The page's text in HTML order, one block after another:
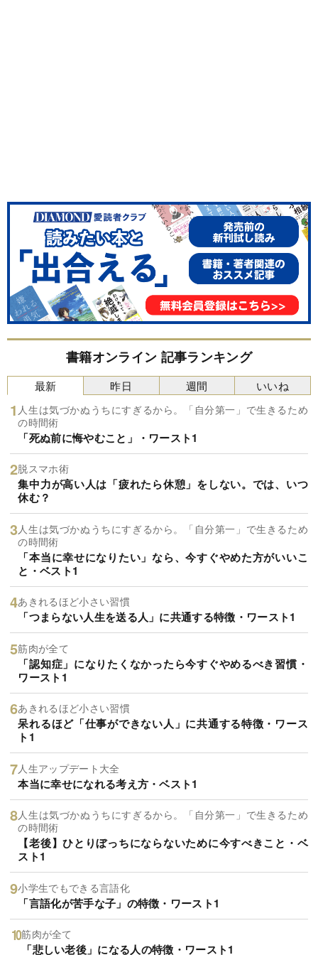
書籍オンライン 記事ランキング
最新
人生は気づかぬうちにすぎるから。「自分第一」で生きるため
の時間術
「死ぬ前に悔やむこと」・ワースト1
脱スマホ術
集中力が高い人は「疲れたら休憩」をしない。では、いつ
休む？
人生は気づかぬうちにすぎるから。「自分第一」で生きるため
の時間術
「本当に幸せになりたい」なら、今すぐやめた方がいいこ
と・ベスト1
あきれるほど小さい習慣
「つまらない人生を送る人」に共通する特徴・ワースト1
筋肉が全て
「認知症」になりたくなかったら今すぐやめるべき習慣・
ワースト1
あきれるほど小さい習慣
呆れるほど「仕事ができない人」に共通する特徴・ワース
ト1
人生アップデート大全
本当に幸せになれる考え方・ベスト1
人生は気づかぬうちにすぎるから。「自分第一」で生きるため
の時間術
【老後】ひとりぼっちにならないために今すべきこと・ベ
スト1
小学生でもできる言語化
「言語化が苦手な子」の特徴・ワースト1
筋肉が全て
「悲しい老後」になる人の特徴・ワースト1
昨日 週間 いいね